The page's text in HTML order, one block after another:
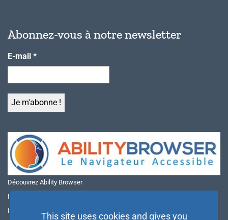
Abonnez-vous à notre newsletter
E-mail *
Découvrez Ability Browser
Installer Ability Browser sur Windows
Installer Ability Browser sur Mac
This site uses cookies and gives you